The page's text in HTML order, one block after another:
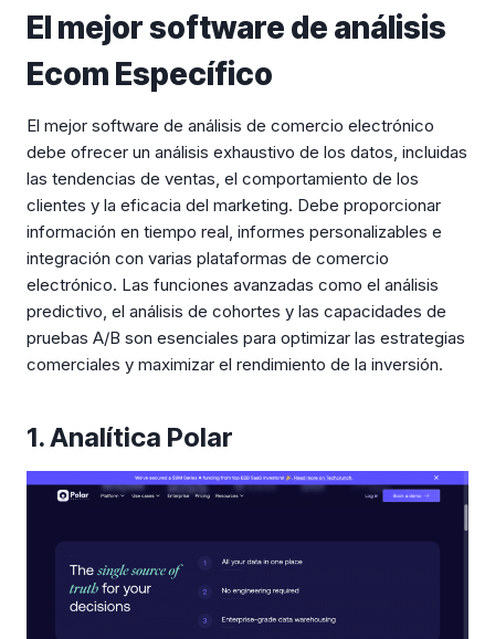
El mejor software de análisis
Ecom Específico
El mejor software de análisis de comercio electrónico
debe ofrecer un análisis exhaustivo de los datos, incluidas
las tendencias de ventas, el comportamiento de los
clientes y la eficacia del marketing. Debe proporcionar
información en tiempo real, informes personalizables e
integración con varias plataformas de comercio
electrónico. Las funciones avanzadas como el análisis
predictivo, el análisis de cohortes y las capacidades de
pruebas A/B son esenciales para optimizar las estrategias
comerciales y maximizar el rendimiento de la inversión.
1. Analítica Polar